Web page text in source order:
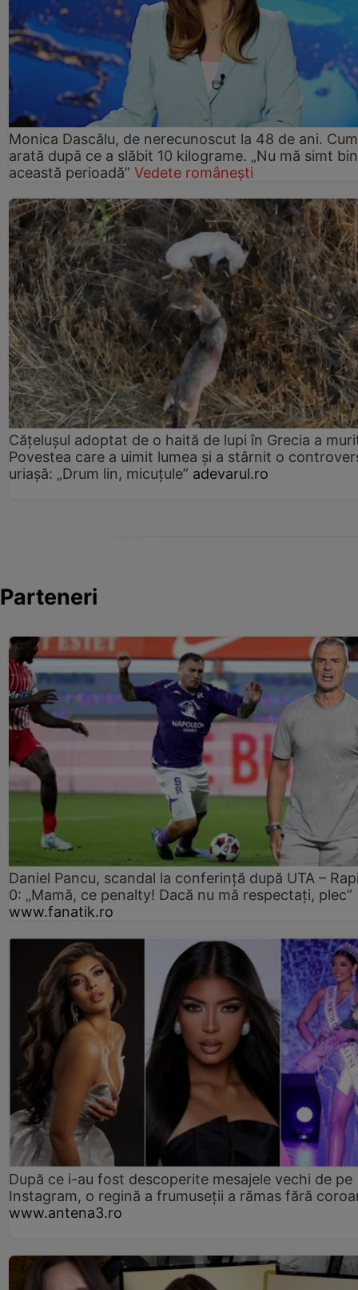
Monica Dascălu, de nerecunoscut la 48 de ani. Cum
arată după ce a slăbit 10 kilograme. „Nu mă simt
această perioadă” Vedete românești
Cățelușul adoptat de o haită de lupi în Grecia a
Povestea care a uimit lumea și a stârnit o
uriașă: „Drum lin, micuțule” adevarul.ro
Parteneri
Daniel Pancu, scandal la conferință după UTA –
0: „Mamă, ce penalty! Dacă nu mă respectați, plec”
www.fanatik.ro
După ce i-au fost descoperite mesajele vechi de pe
Instagram, o regină a frumuseții a rămas fără
www.antena3.ro